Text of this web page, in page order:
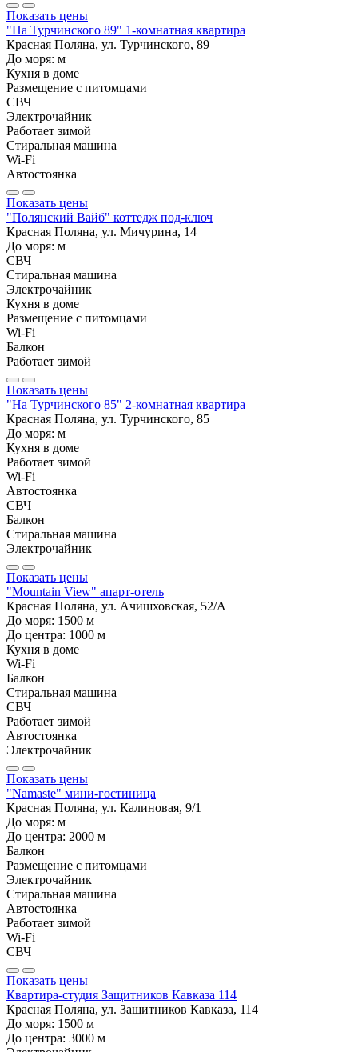
Показать цены
"На Турчинского 89" 1-комнатная квартира
Красная Поляна, ул. Турчинского, 89
До моря: м
Кухня в доме
Размещение с питомцами
СВЧ
Электрочайник
Работает зимой
Стиральная машина
Wi-Fi
Автостоянка
Показать цены
"Полянский Вайб" коттедж под-ключ
Красная Поляна, ул. Мичурина, 14
До моря: м
СВЧ
Стиральная машина
Электрочайник
Кухня в доме
Размещение с питомцами
Wi-Fi
Балкон
Работает зимой
Показать цены
"На Турчинского 85" 2-комнатная квартира
Красная Поляна, ул. Турчинского, 85
До моря: м
Кухня в доме
Работает зимой
Wi-Fi
Автостоянка
СВЧ
Балкон
Стиральная машина
Электрочайник
Показать цены
"Mountain View" апарт-отель
Красная Поляна, ул. Ачишховская, 52/А
До моря: 1500 м
До центра: 1000 м
Кухня в доме
Wi-Fi
Балкон
Стиральная машина
СВЧ
Работает зимой
Автостоянка
Электрочайник
Показать цены
"Namaste" мини-гостиница
Красная Поляна, ул. Калиновая, 9/1
До моря: м
До центра: 2000 м
Балкон
Размещение с питомцами
Электрочайник
Стиральная машина
Автостоянка
Работает зимой
Wi-Fi
СВЧ
Показать цены
Квартира-студия Защитников Кавказа 114
Красная Поляна, ул. Защитников Кавказа, 114
До моря: 1500 м
До центра: 3000 м